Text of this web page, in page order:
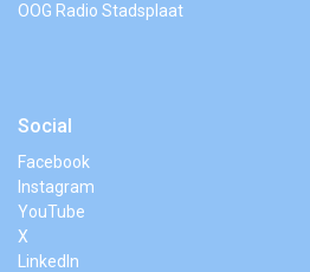
OOG Radio Stadsplaat
Social
Facebook
Instagram
YouTube
X
LinkedIn